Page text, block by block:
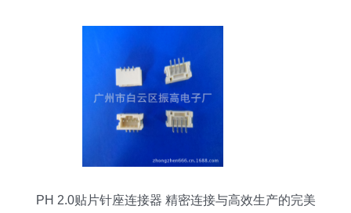
PH 2.0贴片针座连接器 精密连接与高效生产的完美